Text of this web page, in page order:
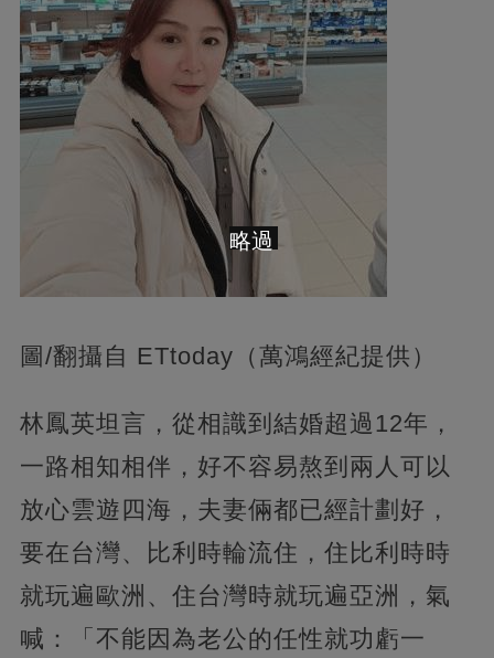
圖/翻攝自 ETtoday（萬鴻經紀提供）
林鳳英坦言，從相識到結婚超過12年，
一路相知相伴，好不容易熬到兩人可以
放心雲遊四海，夫妻倆都已經計劃好，
要在台灣、比利時輪流住，住比利時時
就玩遍歐洲、住台灣時就玩遍亞洲，氣
喊：「不能因為老公的任性就功虧一
略過